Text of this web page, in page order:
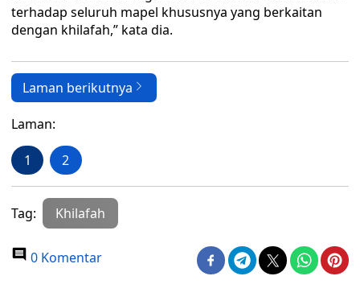
terhadap seluruh mapel khususnya yang berkaitan
dengan khilafah,” kata dia.
Laman berikutnya
Laman:
1 2
Tag: Khilafah
0 Komentar